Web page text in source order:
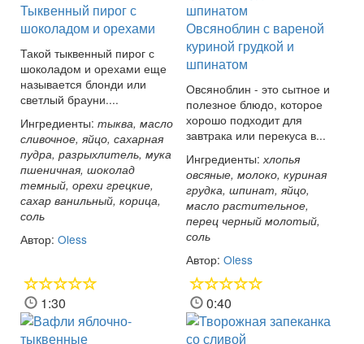
Тыквенный пирог с
шоколадом и орехами
Такой тыквенный пирог с
шоколадом и орехами еще
называется блонди или
светлый брауни....
Ингредиенты: тыква, масло
сливочное, яйцо, сахарная
пудра, разрыхлитель, мука
пшеничная, шоколад
темный, орехи грецкие,
сахар ванильный, корица,
соль
Автор: Oless
Овсяноблин с вареной
куриной грудкой и
шпинатом
Овсяноблин - это сытное и
полезное блюдо, которое
хорошо подходит для
завтрака или перекуса в...
Ингредиенты:хлопья
овсяные, молоко, куриная
грудка, шпинат, яйцо,
масло растительное,
перец черный молотый,
соль
Автор: Oless
1:30 0:40